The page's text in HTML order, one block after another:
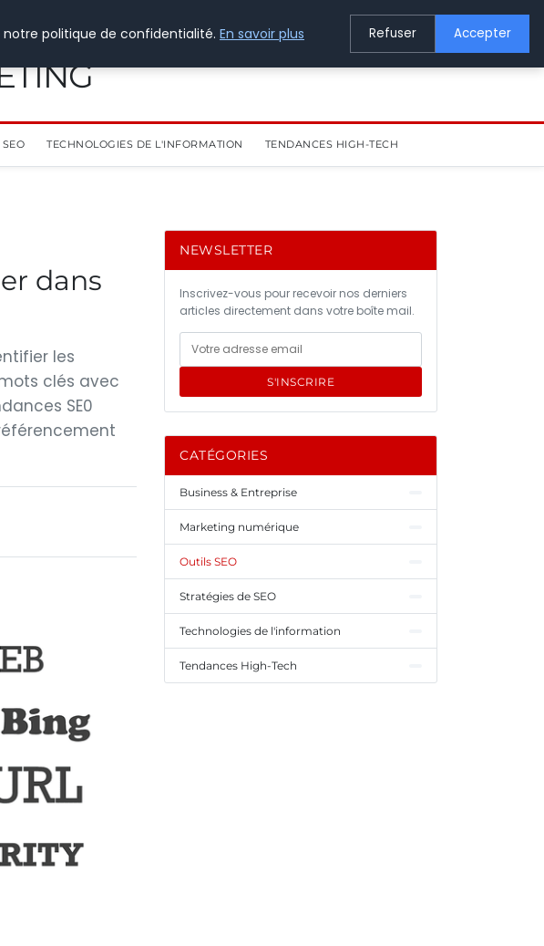
TECHNOLOGIES DE L'INFORMATION TENDANCES HIGH-TECH
dans
les
clés avec
SE0
NEWSLETTER
Inscrivez-vous pour recevoir nos derniers
articles directement dans votre boîte mail.
S'INSCRIRE
CATÉGORIES
Business & Entreprise
Marketing numérique
Outils SEO
Stratégies de SEO
Technologies de l'information
Tendances High-Tech
notre politique de confidentialité. En savoir plus Refuser Accepter